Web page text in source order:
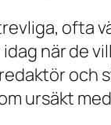
ofta
när de
ursäkt